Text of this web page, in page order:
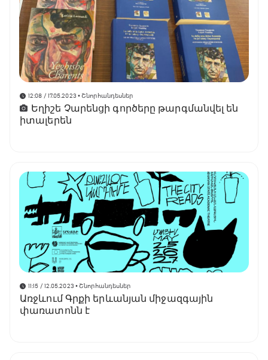
12:08 / 17.05.2023 • Շնորհանդեսներ
Եղիշե Չարենցի գործերը թարգմանվել են
իտալերեն
11:15 / 12.05.2023 • Շնորհանդեսներ
Առջևում Գրքի երևանյան միջազգային
փառատոնն է